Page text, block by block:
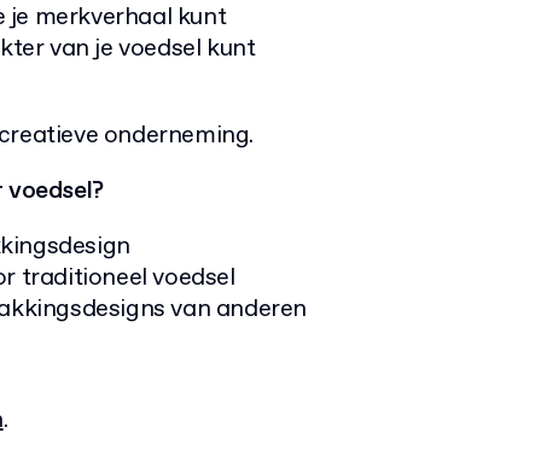
je merkverhaal kunt
van je voedsel kunt
onderneming.
voedsel?
traditioneel voedsel
van anderen
.